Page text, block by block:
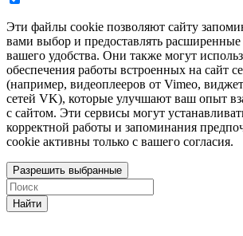
Эти файлы cookie позволяют сайту
вами выбор и предоставлять
вашего удобства. Они также могут
обеспечения работы встроенных на сайт
(например, видеоплееров от Vimeo,
сетей VK), которые улучшают ваш опыт
с сайтом. Эти сервисы могут
корректной работы и запоминания
cookie активны только с вашего согласия.
Разрешить выбранные
Найти